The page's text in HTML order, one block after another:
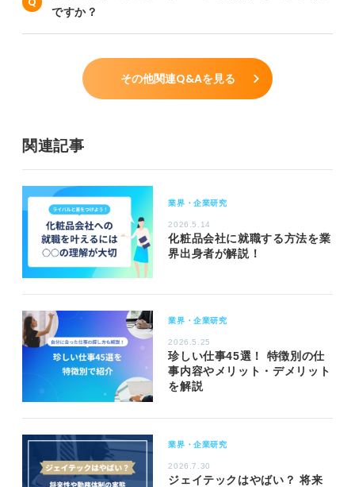
ですか？
その他関連Q&Aを見る
関連記事
業界・企業研究
2026.5.14
化粧品会社に就職する方法を業
界出身者が解説！
業界・企業研究
2026.5.25
珍しい仕事45選！ 特徴別の仕
事内容やメリット・デメリット
を解説
業界・企業研究
2026.7.30
ジェイテックはやばい？ 将来